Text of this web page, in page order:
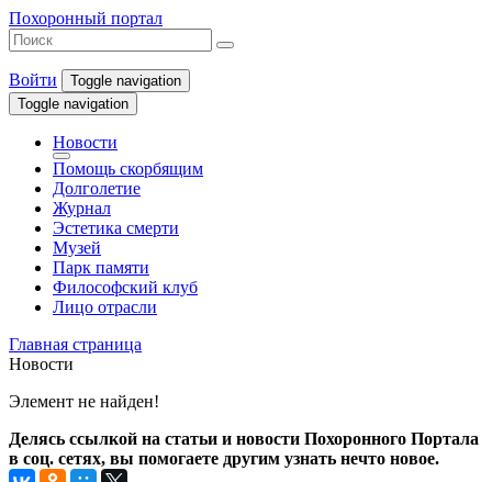
Похоронный портал
Войти
Toggle navigation
Toggle navigation
Новости
Помощь скорбящим
Долголетие
Журнал
Эстетика смерти
Музей
Парк памяти
Философский клуб
Лицо отрасли
Главная страница
Новости
Элемент не найден!
Делясь ссылкой на статьи и новости Похоронного Портала
в соц. сетях, вы помогаете другим узнать нечто новое.